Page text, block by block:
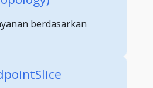
berdasarkan